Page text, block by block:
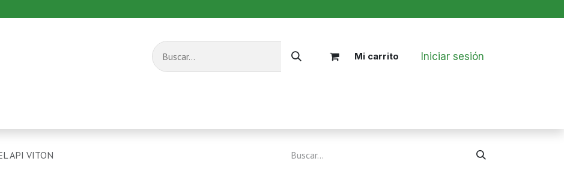
Mi carrito Iniciar sesión
API VITON